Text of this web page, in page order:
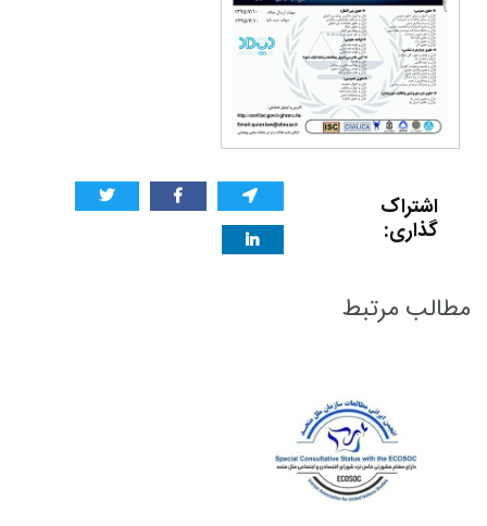
اشتراک
گذاری:
مطالب مرتبط